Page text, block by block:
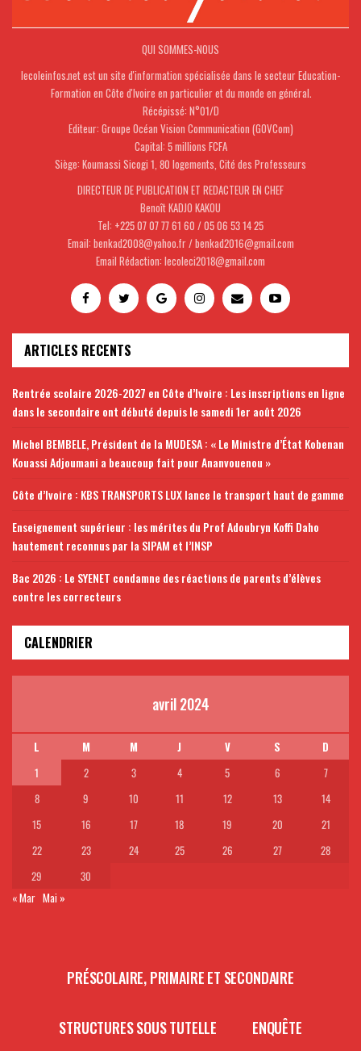
QUI SOMMES-NOUS
lecoleinfos.net est un site d'information spécialisée dans le secteur Education-
Formation en Côte d'Ivoire en particulier et du monde en général.
Récépissé: N°01/D
Editeur: Groupe Océan Vision Communication (GOVCom)
Capital: 5 millions FCFA
Siège: Koumassi Sicogi 1, 80 logements, Cité des Professeurs
DIRECTEUR DE PUBLICATION ET REDACTEUR EN CHEF
Benoît KADJO KAKOU
Tel: +225 07 07 77 61 60 / 05 06 53 14 25
Email: benkad2008@yahoo.fr / benkad2016@gmail.com
Email Rédaction: lecoleci2018@gmail.com
ARTICLES RECENTS
Rentrée scolaire 2026-2027 en Côte d’Ivoire : Les inscriptions en ligne
dans le secondaire ont débuté depuis le samedi 1er août 2026
Michel BEMBELE, Président de la MUDESA : « Le Ministre d’État Kobenan
Kouassi Adjoumani a beaucoup fait pour Ananvouenou »
Côte d’Ivoire : KBS TRANSPORTS LUX lance le transport haut de gamme
Enseignement supérieur : les mérites du Prof Adoubryn Koffi Daho
hautement reconnus par la SIPAM et l’INSP
Bac 2026 : Le SYENET condamne des réactions de parents d’élèves
contre les correcteurs
CALENDRIER
avril 2024
L M M J V S
D
1
2 3 4 5 6
7
8
9 10 11 12 13
14
15
16 17 18 19 20
21
22
23 24 25 26 27
28
29
30
« Mar Mai »
PRÉSCOLAIRE, PRIMAIRE ET SECONDAIRE
STRUCTURES SOUS TUTELLE ENQUÊTE